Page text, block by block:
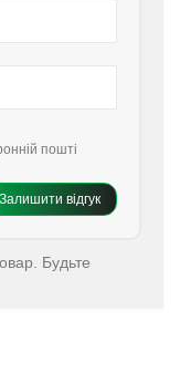
пошті
Залишити відгук
Будьте